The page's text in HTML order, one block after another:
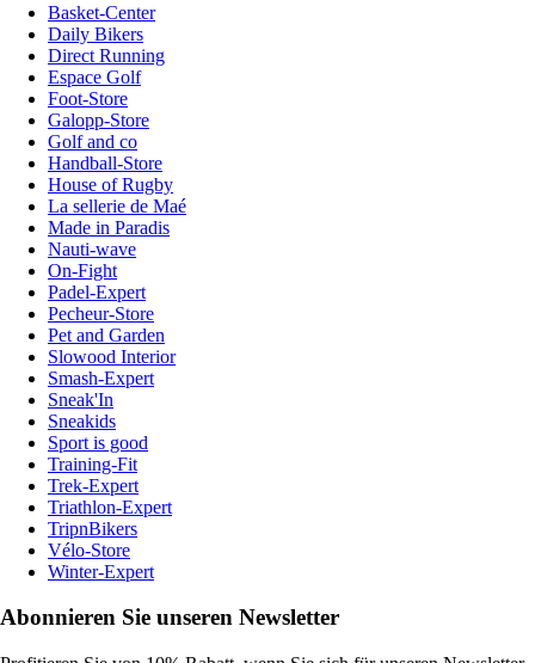
Basket-Center
Daily Bikers
Direct Running
Espace Golf
Foot-Store
Galopp-Store
Golf and co
Handball-Store
House of Rugby
La sellerie de Maé
Made in Paradis
Nauti-wave
On-Fight
Padel-Expert
Pecheur-Store
Pet and Garden
Slowood Interior
Smash-Expert
Sneak'In
Sneakids
Sport is good
Training-Fit
Trek-Expert
Triathlon-Expert
TripnBikers
Vélo-Store
Winter-Expert
Abonnieren Sie unseren Newsletter